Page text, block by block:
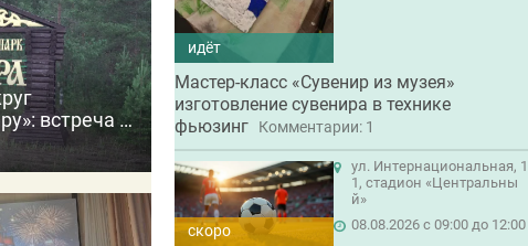
встреча с
в прошлое
идёт
Мастер-класс «Сувенир из музея»
изготовление сувенира в технике
фьюзинг
Комментарии: 1
скоро
ул. Интернациональная, 1
1, стадион «Центральны
й»
08.08.2026 с 09:00 до 12:00